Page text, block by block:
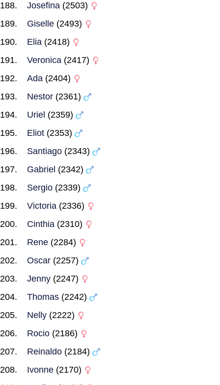
Josefina (2503)
Giselle (2493)
Elia (2418)
Veronica (2417)
Ada (2404)
Nestor (2361)
Uriel (2359)
Eliot (2353)
Santiago (2343)
Gabriel (2342)
Sergio (2339)
Victoria (2336)
Cinthia (2310)
Rene (2284)
Oscar (2257)
Jenny (2247)
Thomas (2242)
Nelly (2222)
Rocio (2186)
Reinaldo (2184)
Ivonne (2170)